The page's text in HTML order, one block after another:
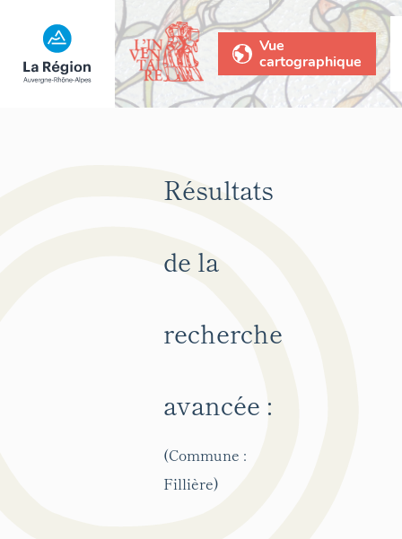
Vue
cartographique
Résultats
de la
recherche
avancée :
(Commune :
Fillière)